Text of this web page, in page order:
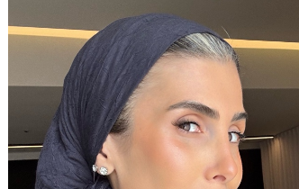
provably fair system guarantees genuine